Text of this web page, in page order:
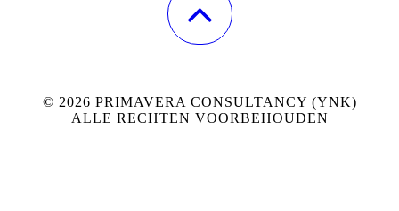
© 2026 PRIMAVERA CONSULTANCY (YNK)
ALLE RECHTEN VOORBEHOUDEN